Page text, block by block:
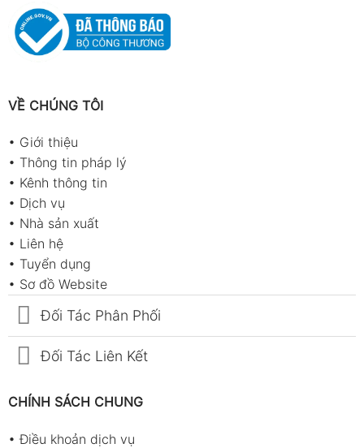
VỀ CHÚNG TÔI
• Giới thiệu
• Thông tin pháp lý
• Kênh thông tin
• Dịch vụ
• Nhà sản xuất
• Liên hệ
• Tuyển dụng
• Sơ đồ Website
Đối Tác Phân Phối
Đối Tác Liên Kết
CHÍNH SÁCH CHUNG
•Điều khoản dịch vụ